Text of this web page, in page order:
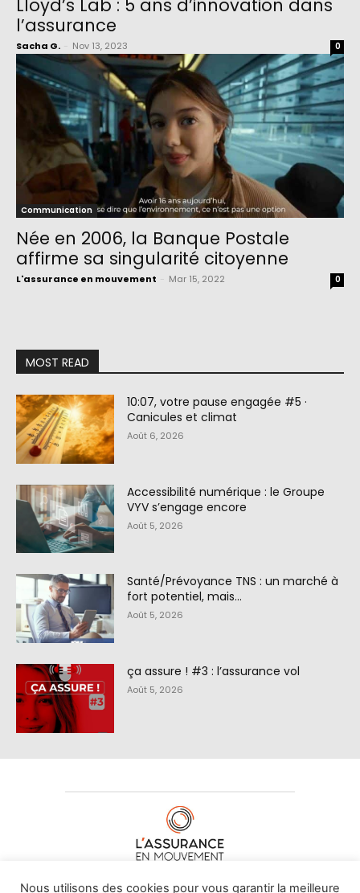
Lloyd’s Lab : 5 ans d’innovation dans
l’assurance
Sacha G. Nov 13, 2023 0
Communication
Née en 2006, la Banque Postale
affirme sa singularité citoyenne
L'assurance en mouvement Mar 15, 2022 0
MOST READ
10:07, votre pause engagée #5 ·
Canicules et climat
Août 6, 2026
Accessibilité numérique : le Groupe
VYV s’engage encore
Août 5, 2026
Santé/Prévoyance TNS : un marché à
fort potentiel, mais…
Août 5, 2026
ça assure ! #3 : l’assurance vol
Août 5, 2026
À PROPOS DE NOUS•CONTACT
Nous utilisons des cookies pour vous garantir la meilleure